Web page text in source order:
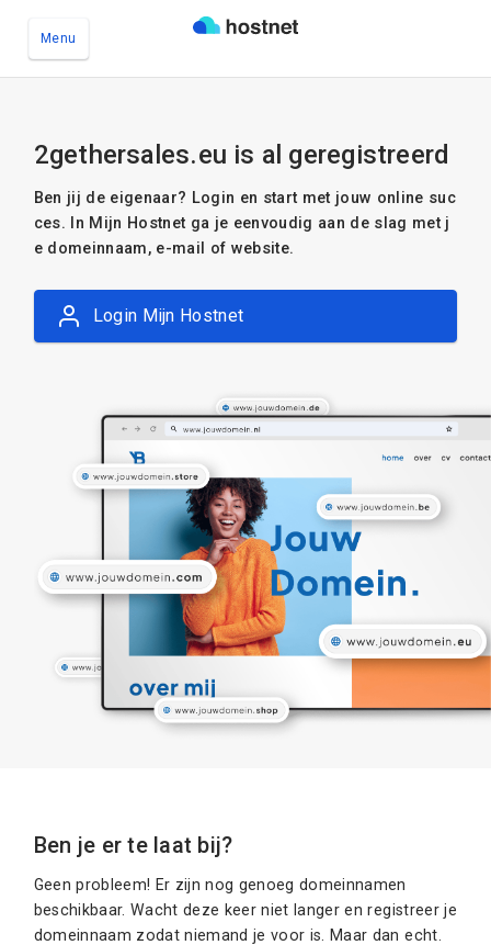
Menu
2gethersales.eu is al geregistreerd
Ben jij de eigenaar? Login en start met jouw online suc
ces. In Mijn Hostnet ga je eenvoudig aan de slag met j
e domeinnaam, e-mail of website.
Login Mijn Hostnet
Ben je er te laat bij?
Geen probleem! Er zijn nog genoeg domeinnamen
beschikbaar. Wacht deze keer niet langer en registreer je
domeinnaam zodat niemand je voor is. Maar dan echt.